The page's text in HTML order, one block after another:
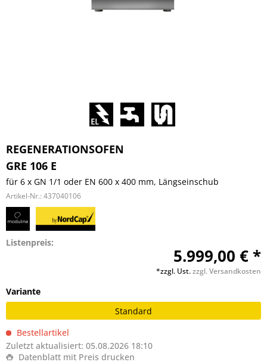
REGENERATIONSOFEN
GRE 106 E
für 6 x GN 1/1 oder EN 600 x 400 mm, Längseinschub
Artikel-Nr.: 437040106
Listenpreis:
5.999,00 € *
*zzgl. Ust.zzgl. Versandkosten
Variante
Standard
Bestellartikel
Zuletzt aktualisiert: 05.08.2026 18:10
Datenblatt mit Preis drucken